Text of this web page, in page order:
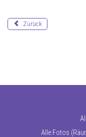
Zurück
Alle Fotos